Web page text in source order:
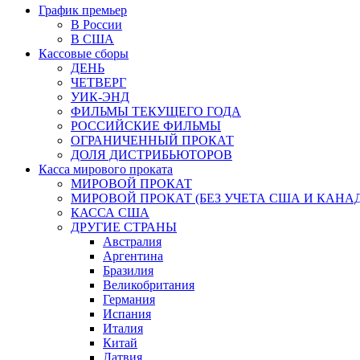
График премьер
В России
В США
Кассовые сборы
ДЕНЬ
ЧЕТВЕРГ
УИК-ЭНД
ФИЛЬМЫ ТЕКУЩЕГО ГОДА
РОССИЙСКИЕ ФИЛЬМЫ
ОГРАНИЧЕННЫЙ ПРОКАТ
ДОЛЯ ДИСТРИБЬЮТОРОВ
Касса мирового проката
МИРОВОЙ ПРОКАТ
МИРОВОЙ ПРОКАТ (БЕЗ УЧЕТА США И
КАССА США
ДРУГИЕ СТРАНЫ
Австралия
Аргентина
Бразилия
Великобритания
Германия
Испания
Италия
Китай
Латвия